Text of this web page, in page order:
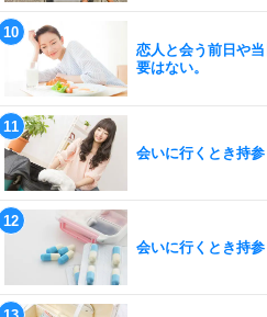
恋人と会う前日や
要はない。
会いに行くとき持参
会いに行くとき持参